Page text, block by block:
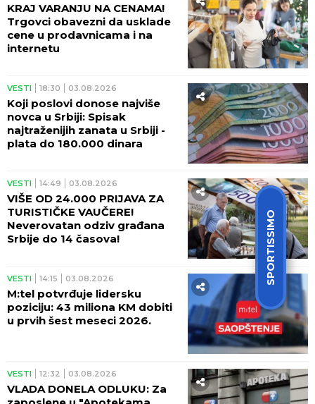
SPORTISSIMO
KRAJ VARANJU NA CENAMA!
Trgovci obavezni da usklade
cene u prodavnicama i na
internetu
VESTI 18:30 03.08.2026
Koji poslovi donose najviše
novca u Srbiji: Spisak
najtraženijih zanata u Srbiji -
plata do 180.000 dinara
VESTI 14:49 03.08.2026
VIŠE OD 24.000 PRIJAVA ZA
TURISTIČKE VAUČERE!
Neverovatan odziv građana
Srbije do 14 časova!
VESTI 14:15 03.08.2026
M:tel potvrđuje lidersku
poziciju: 43 miliona KM dobiti
u prvih šest meseci 2026.
VESTI 12:32 03.08.2026
VLADA DONELA ODLUKU: Za